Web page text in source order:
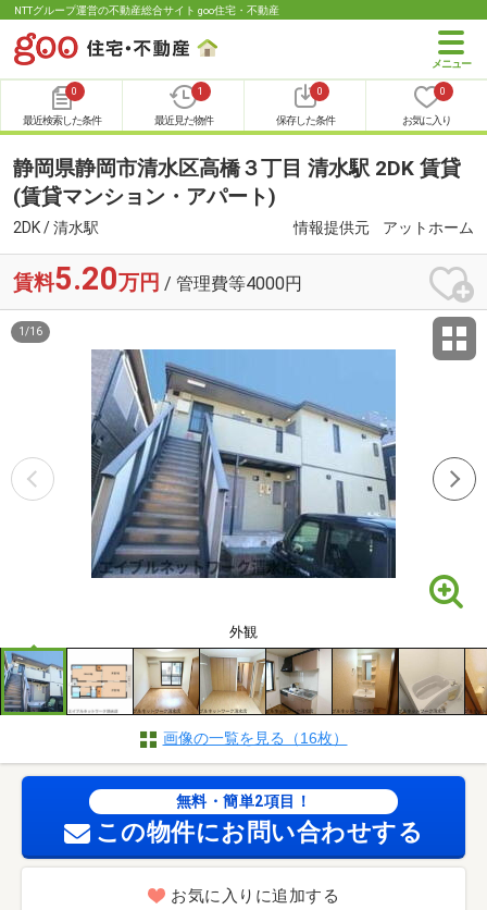
NTTグループ運営の不動産総合サイト goo住宅・不動産
0
最近検索した条件
1
最近見た物件
0
保存した条件
0
お気に入り
静岡県静岡市清水区高橋３丁目 清水駅 2DK 賃貸
(賃貸マンション・アパート)
2DK / 清水駅 情報提供元 アットホーム
賃料5.20万円 / 管理費等4000円
外観
1 /16
画像の一覧を見る（16枚）
無料・簡単2項目！
この物件にお問い合わせする
お気に入りに追加する